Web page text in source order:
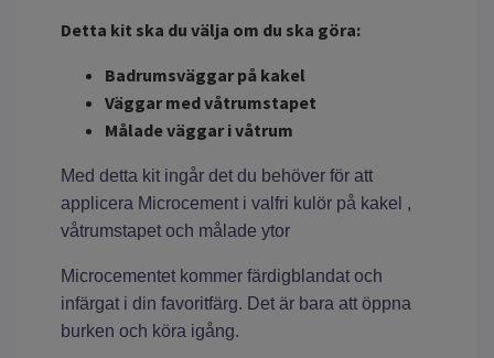
Detta kit ska du välja om du ska göra:
Badrumsväggar på kakel
Väggar med våtrumstapet
Målade väggar i våtrum
Med detta kit ingår det du behöver för att
applicera Microcement i valfri kulör på kakel ,
våtrumstapet och målade ytor
Microcementet kommer färdigblandat och
infärgat i din favoritfärg. Det är bara att öppna
burken och köra igång.